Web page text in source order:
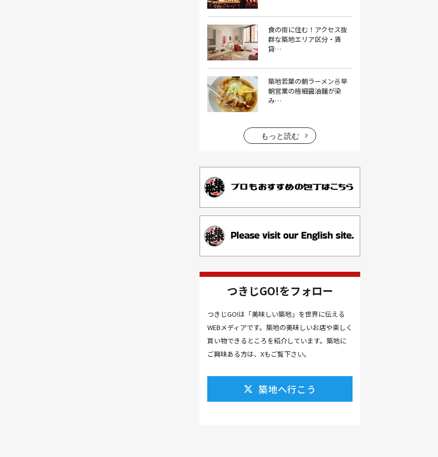
イチゴジャム(1） イベント(9）
イベント 東京(1） イベント2026(1）
いわし(1） ウェットティッシュ(1）
うなぎ(10） うなぎ屋(2）
うなぎ弁当(2） うな重(2）
エコバッグ 折りたたみ(1） エビフライ(3）
おでん(4）
オムライス(2）
お参り(1） お困りごと解決(1）
お土産(14） お土産屋(1）
お寿司(2） お弁当(9） お得情報(9）
お悩み解決(1） お惣菜(1）
お歳暮(1） お汁粉(3）
お汁粉 レシピ(1） お祭り(1）
お餅(1） お魚捌き教室(1） かき氷(3）
食の街に住む！アクセス抜
群な築地エリア区分・賃
貸…
築地若葉の朝ラーメン🍜早
朝営業の極細醤油麺が染
み…
もっと読む
つきじGO!をフォロー
つきじGO!は「美味しい築地」を世界に伝える
WEBメディアです。築地の美味しいお店や楽しく
買い物できるところを紹介しています。築地に
ご興味ある方は、Xもご覧下さい。
築地へ行こう